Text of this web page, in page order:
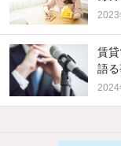
2023
賃
語
他の人はこんな条件